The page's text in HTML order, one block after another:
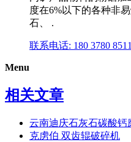
度在6%以下的各种非
石、 .
联系电话: 180 3780 8511
Menu
相关文章
云南迪庆石灰石碳酸钙
克虏伯 双齿辊破碎机